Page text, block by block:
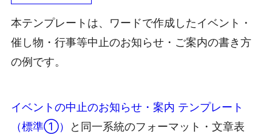
本テンプレートは、ワードで作成したイベント・
催し物・行事等中止のお知らせ・ご案内の書き方
の例です。
イベントの中止のお知らせ・案内 テンプレート
（標準①）
と同一系統のフォーマット・文章表